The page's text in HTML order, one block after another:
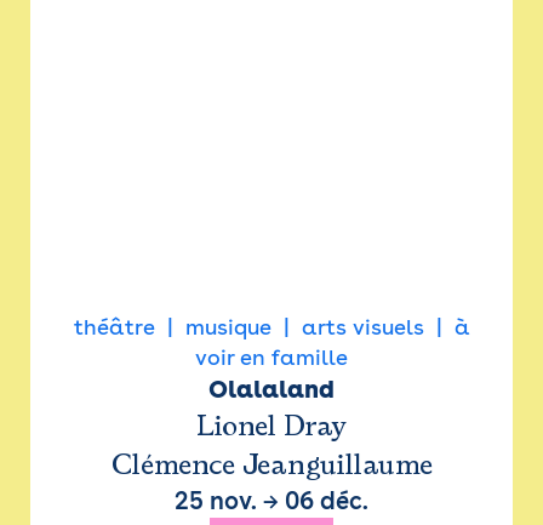
théâtre musique arts visuels
à
voir en famille
Olalaland
Lionel Dray
Clémence Jeanguillaume
25 nov. → 06 déc.